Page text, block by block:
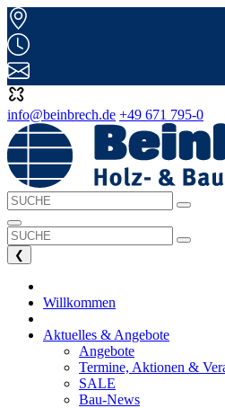
info@beinbrech.de +49 671 795-0
❮
Willkommen
Aktuelles & Angebote
Angebote
Termine, Aktionen &
SALE
Bau-News